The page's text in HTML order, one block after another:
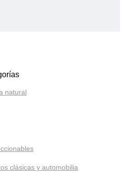
natural
clásicas y automobilia